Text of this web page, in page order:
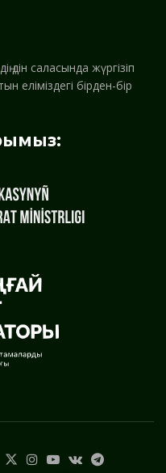
дін саласында жүргізіп
еліміздегі бірден-бір